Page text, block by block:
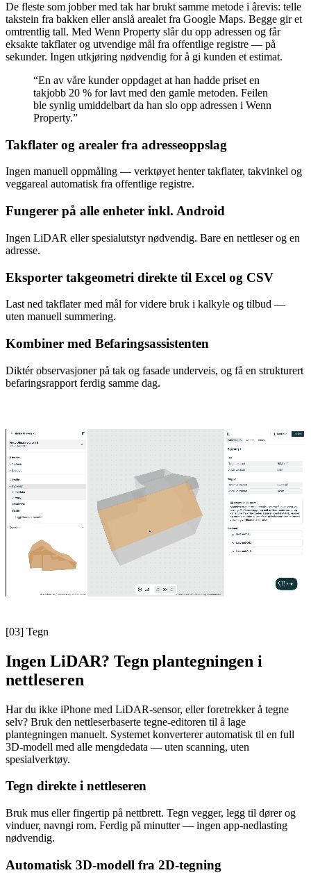
De fleste som jobber med tak har brukt samme metode i årevis: telle
takstein fra bakken eller anslå arealet fra Google Maps. Begge gir et
omtrentlig tall. Med Wenn Property slår du opp adressen og får
eksakte takflater og utvendige mål fra offentlige registre — på
sekunder. Ingen utkjøring nødvendig for å gi kunden et estimat.
“En av våre kunder oppdaget at han hadde priset en
takjobb 20 % for lavt med den gamle metoden. Feilen
ble synlig umiddelbart da han slo opp adressen i Wenn
Property.”
Takflater og arealer fra adresseoppslag
Ingen manuell oppmåling — verktøyet henter takflater, takvinkel og
veggareal automatisk fra offentlige registre.
Fungerer på alle enheter inkl. Android
Ingen LiDAR eller spesialutstyr nødvendig. Bare en nettleser og en
adresse.
Eksporter takgeometri direkte til Excel og CSV
Last ned takflater med mål for videre bruk i kalkyle og tilbud —
uten manuell summering.
Kombiner med Befaringsassistenten
Diktér observasjoner på tak og fasade underveis, og få en strukturert
befaringsrapport ferdig samme dag.
[03] Tegn
Ingen LiDAR? Tegn plantegningen i
nettleseren
Har du ikke iPhone med LiDAR-sensor, eller foretrekker å tegne
selv? Bruk den nettleserbaserte tegne-editoren til å lage
plantegningen manuelt. Systemet konverterer automatisk til en full
3D-modell med alle mengdedata — uten scanning, uten
spesialverktøy.
Tegn direkte i nettleseren
Bruk mus eller fingertip på nettbrett. Tegn vegger, legg til dører og
vinduer, navngi rom. Ferdig på minutter — ingen app-nedlasting
nødvendig.
Automatisk 3D-modell fra 2D-tegning